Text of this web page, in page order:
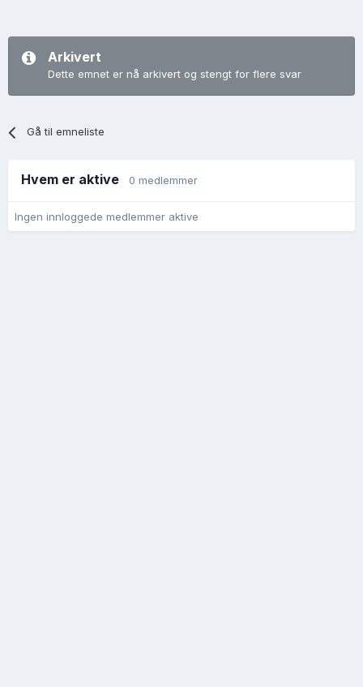
Arkivert
Dette emnet er nå arkivert og stengt for flere svar
Gå til emneliste
Hvem er aktive 0 medlemmer
Ingen innloggede medlemmer aktive